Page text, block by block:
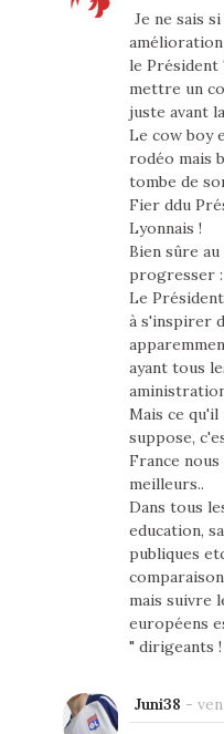
Je ne sais
le Président
mettre un
juste avant
Le cow boy
rodéo mais
tombe de
Fier ddu
Lyonnais !
Bien sûre
progresser :
Le
à s'inspirer
ayant tous
Mais ce qu'il
suppose,
France
meilleurs..
Dans tous
education,
publiques
mais suivre
européens
" dirigeants !
Juni38 -